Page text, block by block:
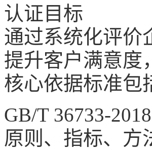
认证目标
通过系统化评价
提升客户满意度
核心依据标准包
GB/T 36733-2018
原则、指标、方